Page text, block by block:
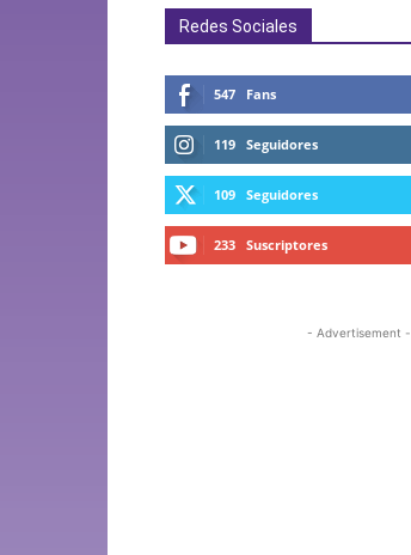
Redes Sociales
547 Fans
119 Seguidores
109 Seguidores
233 Suscriptores
- Advertisement -